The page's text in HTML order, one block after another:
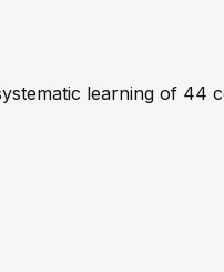
learning of 44